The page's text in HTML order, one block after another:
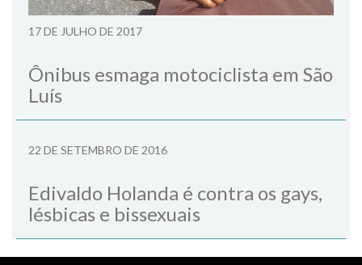
17 DE JULHO DE 2017
Ônibus esmaga motociclista em São
Luís
22 DE SETEMBRO DE 2016
Edivaldo Holanda é contra os gays,
lésbicas e bissexuais